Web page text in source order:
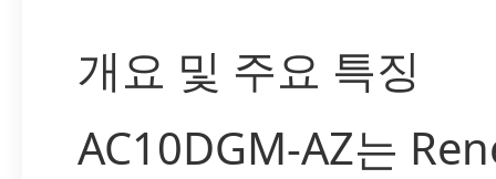
개요 및 주요 특징
AC10DGM-AZ는